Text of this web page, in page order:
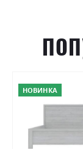
НОВИНКА